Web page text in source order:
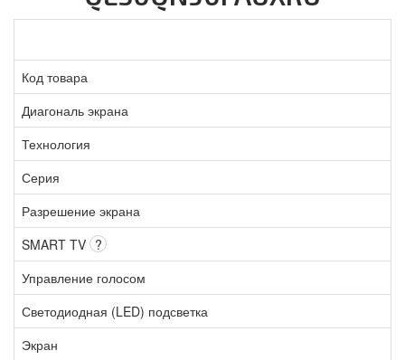
Код товара
Диагональ экрана
Технология
Серия
Разрешение экрана
SMART TV ?
Управление голосом
Светодиодная (LED) подсветка
Экран